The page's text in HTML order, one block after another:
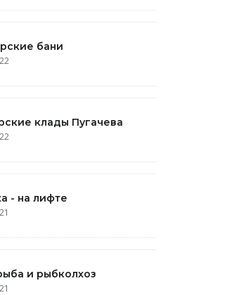
бани
клады Пугачева
- на лифте
и рыбколхоз